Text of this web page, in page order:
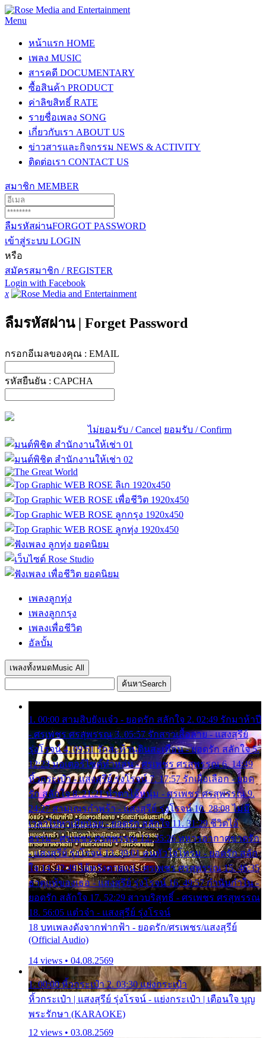
Menu
หน้าแรก HOME
เพลง MUSIC
สารคดี DOCUMENTARY
ซื้อสินค้า PRODUCT
ค่าลิขสิทธิ์ RATE
รายชื่อเพลง SONG
เกี่ยวกับเรา ABOUT US
ข่าวสารและกิจกรรม NEWS & ACTIVITY
ติดต่อเรา CONTACT US
สมาชิก MEMBER
ลืมรหัสผ่านFORGOT PASSWORD
เข้าสู่ระบบ LOGIN
หรือ
สมัครสมาชิก / REGISTER
Login with Facebook
x
ลืมรหัสผ่าน | Forget Password
กรอกอีเมลของคุณ : EMAIL
รหัสยืนยัน : CAPCHA
ไม่ยอมรับ / Cancel ยอมรับ / Confirm
เพลงลูกทุ่ง
เพลงลูกกรุง
เพลงเพื่อชีวิต
อัลบั้ม
เพลงทั้งหมด Music All
ค้นหาSearch
1. 00:00 สามสิบยังแจ๋ว - ยอดรัก สลักใจ 2. 02:49 รักมาห้าปี
- ศรเพชร ศรสุพรรณ 3. 05:57 รักสาวเสื้อลาย - แสงสุรีย์
รุ่งโรจน์ 4. 09:51 รักสะท้านดินสะเทือน - ยอดรัก สลักใจ 5.
12:23 มอเตอร์ไซค์ทำหล่น - ศรเพชร ศรสุพรรณ 6. 14:49
หิ้วกระเป๋า - แสงสุรีย์ รุ่งโรจน์ 7. 17:57 รักเผื่อเลือก - ยอด
รัก สลักใจ 8. 21:21 น้ำตาไอ้หนุ่ม - ศรเพชร ศรสุพรรณ 9.
24:27 สามเณรกำพร้า - แสงสุรีย์ รุ่งโรจน์ 10. 28:08 ไม่มี
เวลาไปหาเมียน้อย - ยอดรัก สลักใจ 11. 31:29 ชีวิตไอ้
ธรรม - ศรเพชร ศรสุพรรณ 12. 35:26 ทหารอากาศขาดรัก
- แสงสุรีย์ รุ่งโรจน์ 13. 39:01 คนหัวใจโทรม - ยอดรัก สลัก
ใจ 14. 42:49 ไอ้หวังตายแน่ - ศรเพชร ศรสุพรรณ 15. 46:35
ธาตุแท้ของเธอ - แสงสุรีย์ รุ่งโรจน์ 16. 49:57 กำนันกำใน -
ยอดรัก สลักใจ 17. 52:29 สาวบริสุทธิ์ - ศรเพชร ศรสุพรรณ
18. 56:05 แต๋วจ๋า - แสงสุรีย์ รุ่งโรจน์
18 บทเพลงดังจากฟากฟ้า - ยอดรัก/ศรเพชร/แสงสุรีย์
(Official Audio)
14 views • 04.08.2569
1. 00:00 หิ้วกระเป๋า 2. 03:30 แย่งกระเป๋า
หิ้วกระเป๋า | แสงสุรีย์ รุ่งโรจน์ - แย่งกระเป๋า | เตือนใจ บุญ
พระรักษา (KARAOKE)
12 views • 03.08.2569